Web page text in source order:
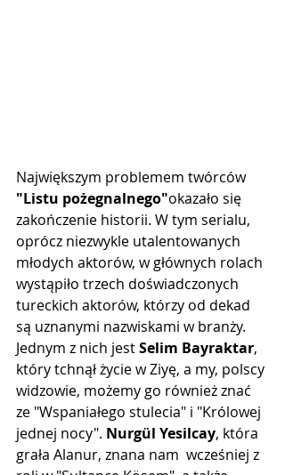
Największym problemem twórców
"Listu pożegnalnego"okazało się
zakończenie historii. W tym serialu,
oprócz niezwykle utalentowanych
młodych aktorów, w głównych rolach
wystąpiło trzech doświadczonych
tureckich aktorów, którzy od dekad
są uznanymi nazwiskami w branży.
Jednym z nich jest Selim Bayraktar,
który tchnął życie w Ziyę, a my, polscy
widzowie, możemy go również znać
ze "Wspaniałego stulecia" i "Królowej
jednej nocy". Nurgül Yesilcay, która
grała Alanur, znana nam  wcześniej z